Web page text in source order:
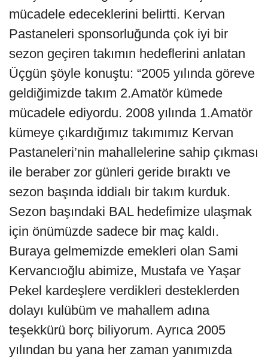
mücadele edeceklerini belirtti. Kervan
Pastaneleri sponsorluğunda çok iyi bir
sezon geçiren takımın hedeflerini anlatan
Üçgün şöyle konuştu: “2005 yılında göreve
geldiğimizde takım 2.Amatör kümede
mücadele ediyordu. 2008 yılında 1.Amatör
kümeye çıkardığımız takımımız Kervan
Pastaneleri’nin mahallelerine sahip çıkması
ile beraber zor günleri geride bıraktı ve
sezon başında iddialı bir takım kurduk.
Sezon başındaki BAL hedefimize ulaşmak
için önümüzde sadece bir maç kaldı.
Buraya gelmemizde emekleri olan Sami
Kervancıoğlu abimize, Mustafa ve Yaşar
Pekel kardeşlere verdikleri desteklerden
dolayı kulübüm ve mahallem adına
teşekkürü borç biliyorum. Ayrıca 2005
yılından bu yana her zaman yanımızda